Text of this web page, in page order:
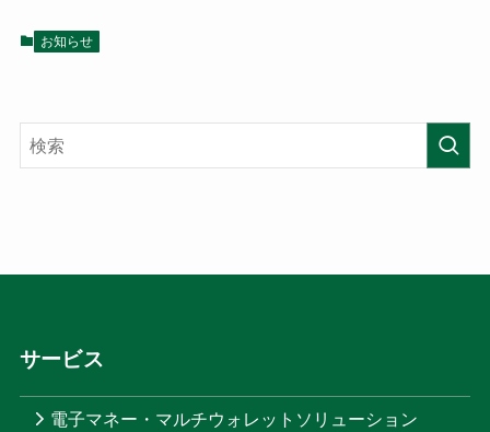
お知らせ
サービス
電子マネー・マルチウォレットソリューション